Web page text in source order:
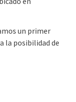
un primer
la posibilidad de